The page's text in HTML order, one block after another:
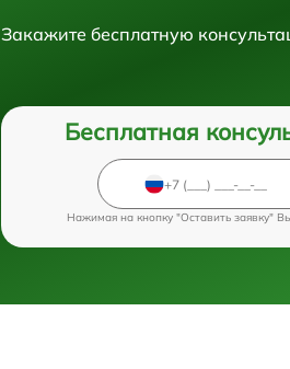
Закажите бесплатную
Бесплатная
Нажимая на кнопку "Оставить заявку"